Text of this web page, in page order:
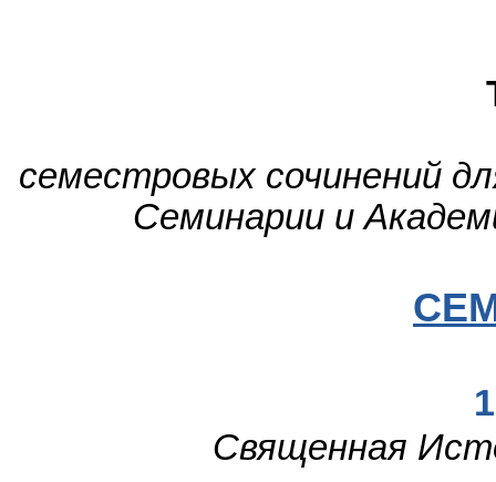
семестровых сочинений
Семинарии и
Священная